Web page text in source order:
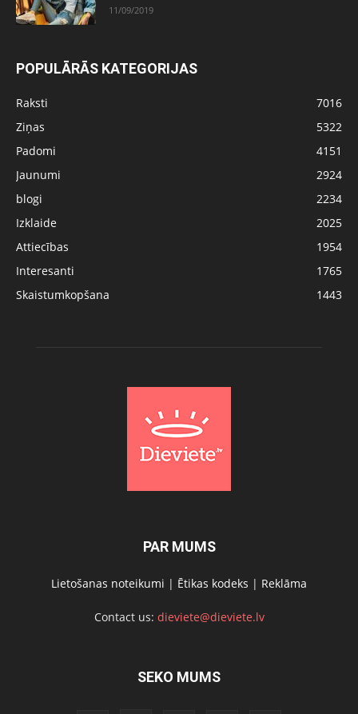
11/09/2019
POPULĀRĀS KATEGORIJAS
Raksti
7016
Ziņas
5322
Padomi
4151
Jaunumi
2924
blogi
2234
Izklaide
2025
Attiecības
1954
Interesanti
1765
Skaistumkopšana
1443
PAR MUMS
Lietošanas noteikumi | Ētikas kodeks | Reklāma
Contact us: dieviete@dieviete.lv
SEKO MUMS